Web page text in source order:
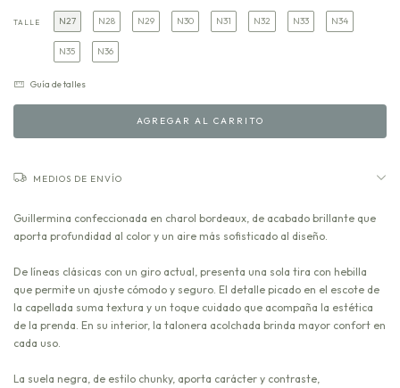
TALLE N27 N28 N29 N30 N31 N32 N33 N34
N35 N36
Guía de talles
MEDIOS DE ENVÍO
Guillermina confeccionada en charol bordeaux, de acabado brillante que
aporta profundidad al color y un aire más sofisticado al diseño.
De líneas clásicas con un giro actual, presenta una sola tira con hebilla
que permite un ajuste cómodo y seguro. El detalle picado en el escote de
la capellada suma textura y un toque cuidado que acompaña la estética
de la prenda. En su interior, la talonera acolchada brinda mayor confort en
cada uso.
La suela negra, de estilo chunky, aporta carácter y contraste,